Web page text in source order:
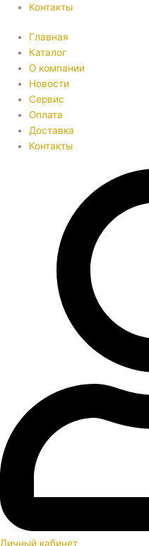
Контакты
Главная
Каталог
О компании
Новости
Сервис
Оплата
Доставка
Контакты
Личный кабинет